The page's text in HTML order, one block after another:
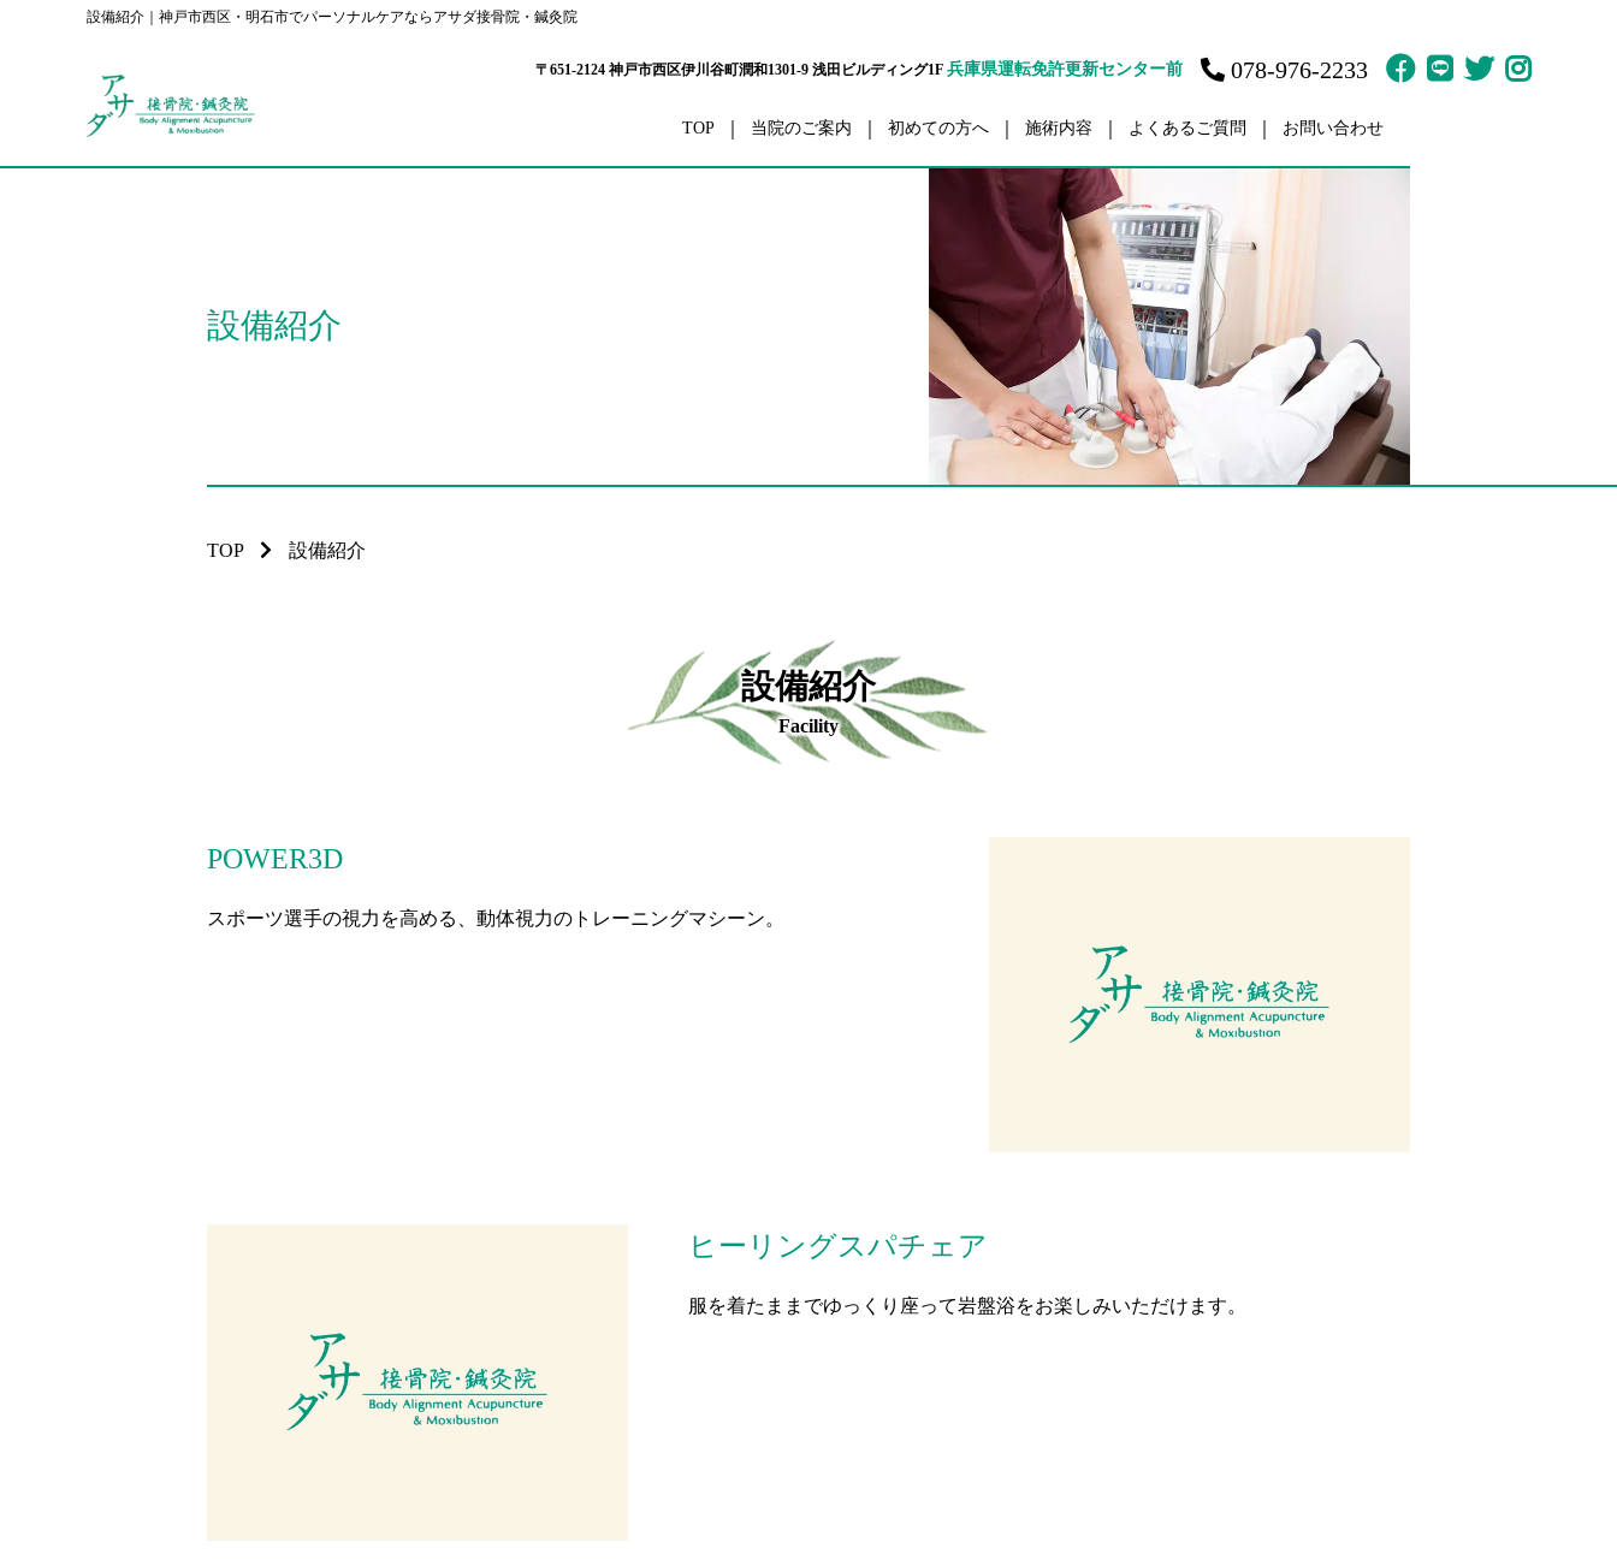
設備紹介｜神戸市西区・明石市でパーソナルケアならアサダ接骨院・鍼灸院
〒651-2124 神戸市西区伊川谷町潤和1301-9 浅田ビルディング1F 兵庫県運転免許更新センター前 078-976-2233
TOP 当院のご案内 初めての方へ 施術内容
交通事故治療
ダイエット
眼精疲労
五十肩・四十肩／肩こり
腰痛
膝痛
スポーツ外傷・障害
よくあるご質問 お問い合わせ
設備紹介
TOP 設備紹介
設備紹介
Facility
POWER3D
スポーツ選手の視力を高める、動体視力のトレーニングマシーン。
ヒーリングスパチェア
服を着たままでゆっくり座って岩盤浴をお楽しみいただけます。